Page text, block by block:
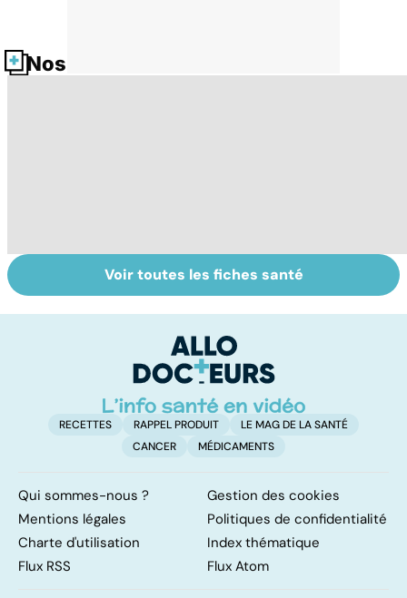
Nos fiches santé
Le TDAH, un
trouble de
hyperactivité
Accident
vasculaire
également
touché
Voir toutes les fiches santé
RECETTES RAPPEL PRODUIT
LE MAG DE LA SANTÉ
CANCER
MÉDICAMENTS
Qui sommes-nous ?
Gestion des cookies
Mentions légales
Politiques de confidentialité
Charte d'utilisation
Index thématique
Flux RSS
Flux Atom